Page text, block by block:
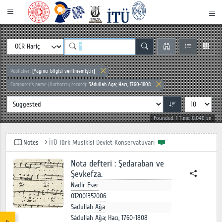
Publisher: [Yayıncı bilgisi verilmemiştir]
Composer`s name (Authority record): Sâdullah Ağa; Hacı, 1760-1808
Founded: 1 Time: 0.048 sn
Notes İTÜ Türk Musikisi Devlet Konservatuvarı
Nota defteri : Şedaraban ve
Şevkefza.
Nadir Eser
012001352006
Sadullah Ağa
Sâdullah Ağa; Hacı, 1760-1808